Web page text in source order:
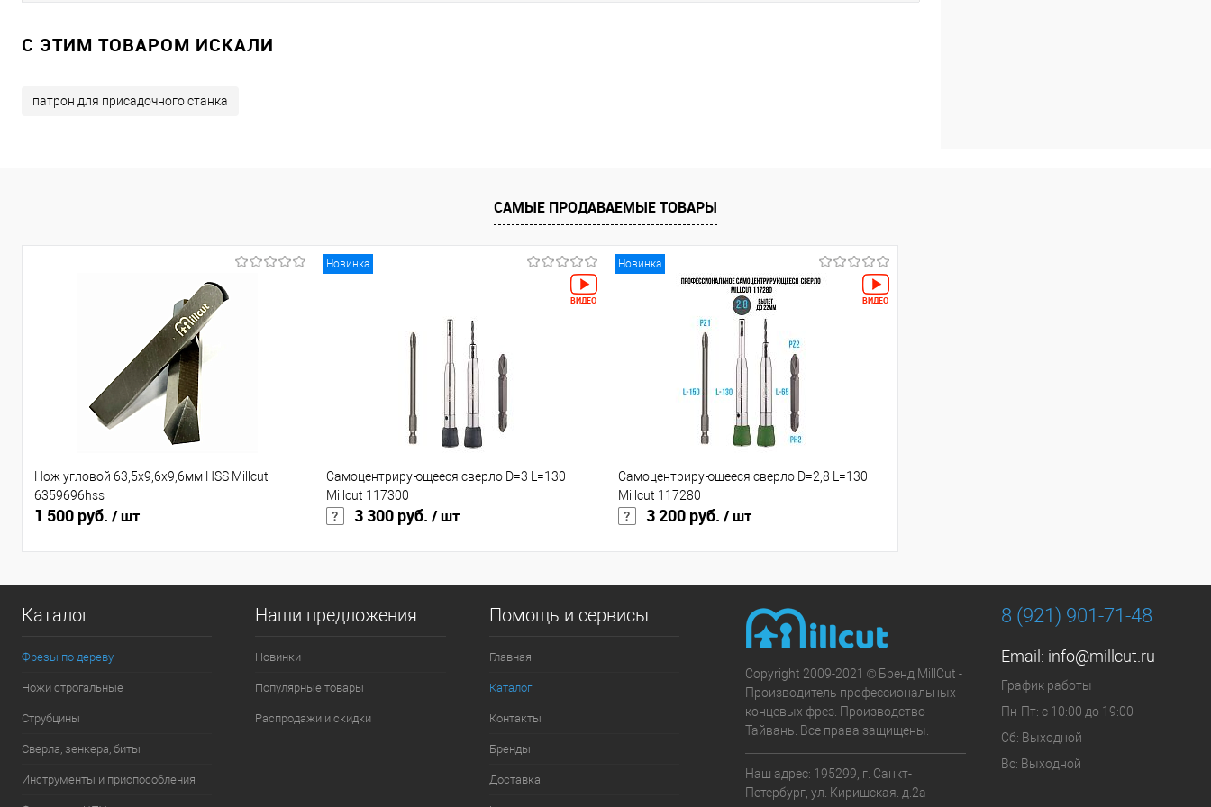
C ЭТИМ ТОВАРОМ ИСКАЛИ
патрон для присадочного станка
САМЫЕ ПРОДАВАЕМЫЕ ТОВАРЫ
Нож угловой 63,5x9,6x9,6мм HSS Millcut
6359696hss
1 500 руб. / шт
Новинка
Самоцентрирующееся сверло D=3 L=130
Millcut 117300
3 300 руб. / шт
Новинка
Самоцентрирующееся сверло D=2,8 L=130
Millcut 117280
3 200 руб. / шт
Каталог
Фрезы по дереву
Ножи строгальные
Струбцины
Сверла, зенкера, биты
Инструменты и приспособления
Наши предложения
Новинки
Популярные товары
Распродажи и скидки
Помощь и сервисы
Главная
Каталог
Контакты
Бренды
Доставка
Copyright 2009-2021 © Бренд MillCut -
Производитель профессиональных
концевых фрез. Производство -
Тайвань. Все права защищены.
Наш адрес: 195299, г. Санкт-
Петербург, ул. Киришская. д.2а
8 (921) 901-71-48
Email: info@millcut.ru
График работы
Пн-Пт: с 10:00 до 19:00
Сб: Выходной
Вс: Выходной